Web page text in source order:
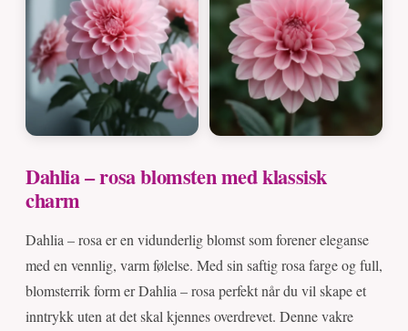
Dahlia – rosa blomsten med klassisk
charm
Dahlia – rosa er en vidunderlig blomst som forener eleganse
med en vennlig, varm følelse. Med sin saftig rosa farge og full,
blomsterrik form er Dahlia – rosa perfekt når du vil skape et
inntrykk uten at det skal kjennes overdrevet. Denne vakre